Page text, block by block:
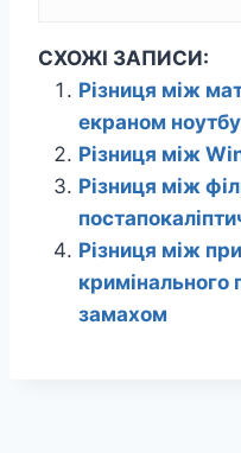
СХОЖІ ЗАПИСИ:
Різниця між
екраном
Різниця між
Різниця між
Різниця між
кримінального
замахом